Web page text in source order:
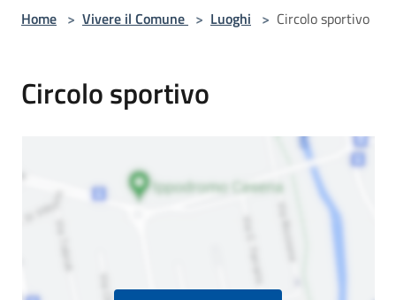
Home > Vivere il Comune > Luoghi > Circolo sportivo
Circolo sportivo